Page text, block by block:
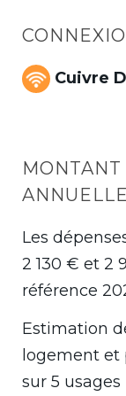
Cuivre
Les
2 130 € et 2
référence
Estimation
logement
sur 5